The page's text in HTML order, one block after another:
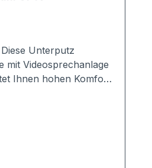
Unterputz
mit Videosprechanlage
Ihnen hohen Komfort
"ohne